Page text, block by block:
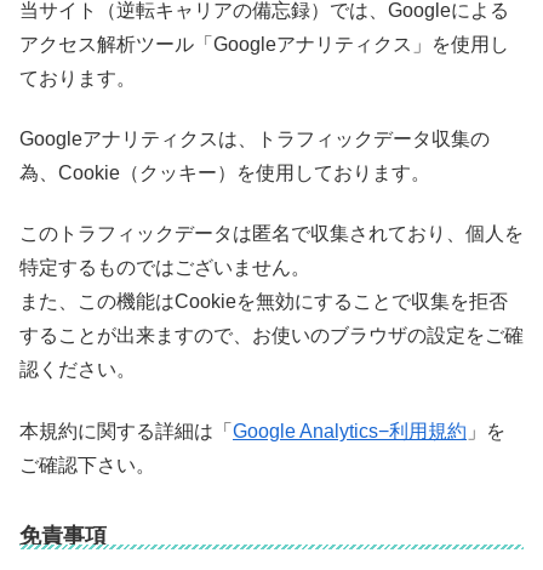
当サイト（逆転キャリアの備忘録）では、Googleによる
アクセス解析ツール「Googleアナリティクス」を使用し
ております。
Googleアナリティクスは、トラフィックデータ収集の
為、Cookie（クッキー）を使用しております。
このトラフィックデータは匿名で収集されており、個人を
特定するものではございません。
また、この機能はCookieを無効にすることで収集を拒否
することが出来ますので、お使いのブラウザの設定をご確
認ください。
本規約に関する詳細は「 Google Analytics−利用規約 」を
ご確認下さい。
免責事項